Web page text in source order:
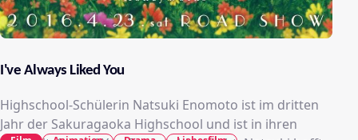
I've Always Liked You
Highschool-Schülerin Natsuki Enomoto ist im dritten
Jahr der Sakuragaoka Highschool und ist in ihren